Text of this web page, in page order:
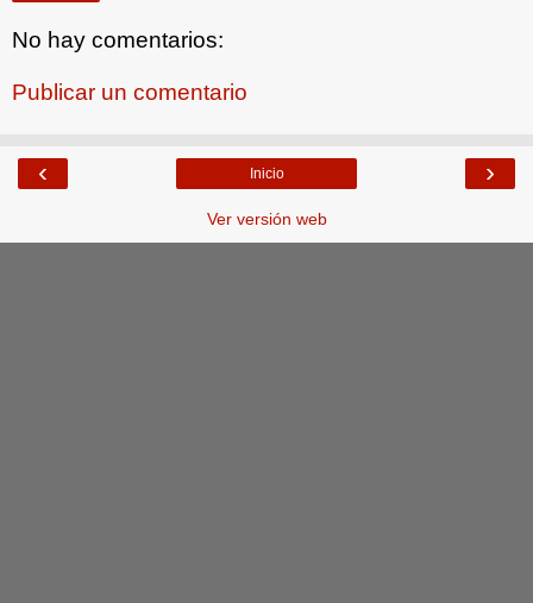
No hay comentarios:
Publicar un comentario
‹ ›
Inicio
Ver versión web